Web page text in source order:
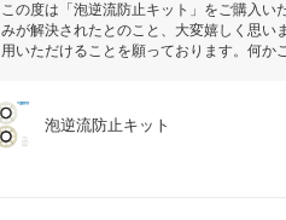
この度は「泡逆流防止キット」をご購入
みが解決されたとのこと、大変嬉しく思い
用いただけることを願っております。何か
泡逆流防止キット